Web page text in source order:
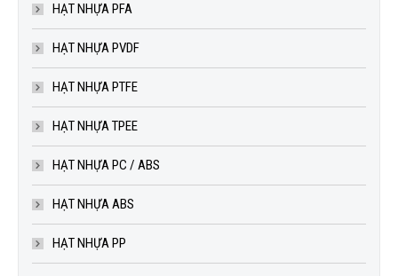
HẠT NHỰA PFA
HẠT NHỰA PVDF
HẠT NHỰA PTFE
HẠT NHỰA TPEE
HẠT NHỰA PC / ABS
HẠT NHỰA ABS
HẠT NHỰA PP